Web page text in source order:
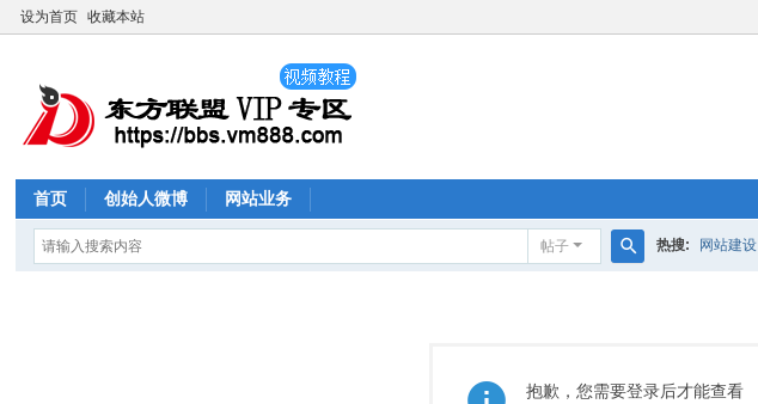
设为首页 收藏本站
首页 创始人微博 网站业务
帖子 热搜: 网站建设
抱歉，您需要登录后才能查看